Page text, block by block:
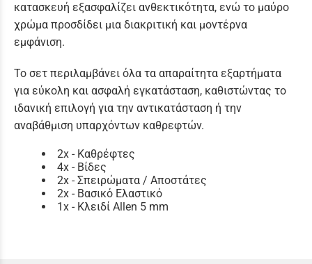
κατασκευή εξασφαλίζει ανθεκτικότητα, ενώ το μαύρο
χρώμα προσδίδει μια διακριτική και μοντέρνα
εμφάνιση.
Το σετ περιλαμβάνει όλα τα απαραίτητα εξαρτήματα
για εύκολη και ασφαλή εγκατάσταση, καθιστώντας το
ιδανική επιλογή για την αντικατάσταση ή την
αναβάθμιση υπαρχόντων καθρεφτών.
2x - Καθρέφτες
4x - Βίδες
2x - Σπειρώματα / Αποστάτες
2x - Βασικό Ελαστικό
1x - Κλειδί Allen 5 mm